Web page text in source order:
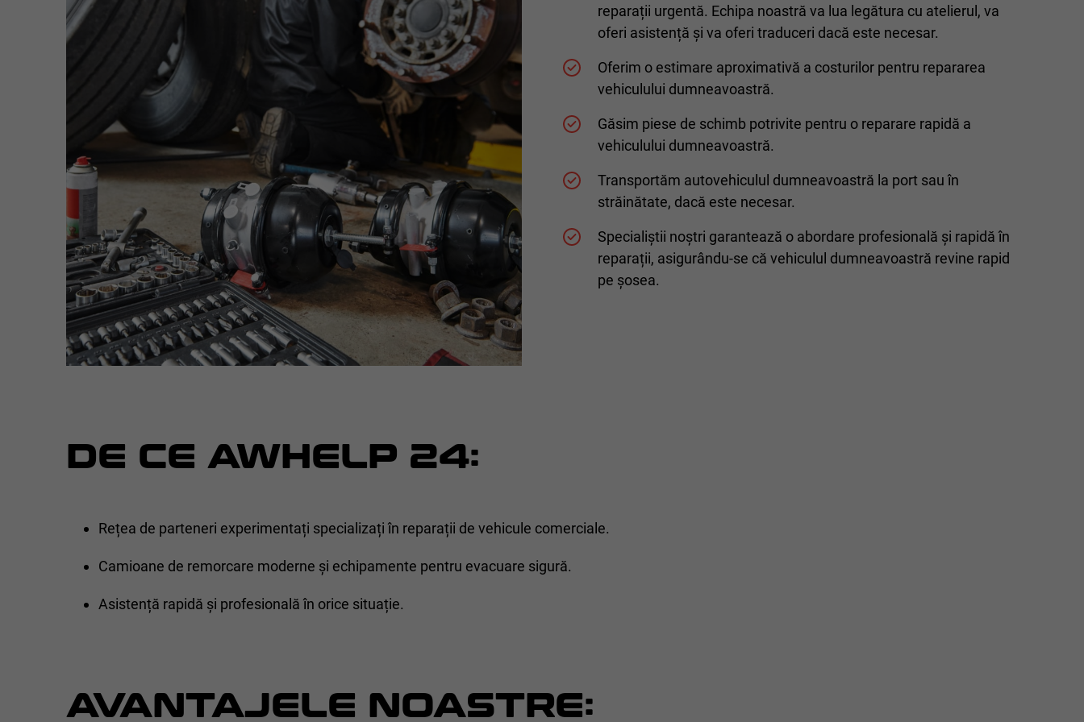
reparații urgentă. Echipa noastră va lua legătura cu atelierul, va
oferi asistență și va oferi traduceri dacă este necesar.
Oferim o estimare aproximativă a costurilor pentru repararea
vehiculului dumneavoastră.
Găsim piese de schimb potrivite pentru o reparare rapidă a
vehiculului dumneavoastră.
Transportăm autovehiculul dumneavoastră la port sau în
străinătate, dacă este necesar.
Specialiștii noștri garantează o abordare profesională și rapidă în
reparații, asigurându-se că vehiculul dumneavoastră revine rapid
pe șosea.
DE CE AWHELP 24:
Rețea de parteneri experimentați specializați în reparații de vehicule comerciale.
Camioane de remorcare moderne și echipamente pentru evacuare sigură.
Asistență rapidă și profesională în orice situație.
AVANTAJELE NOASTRE: